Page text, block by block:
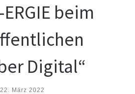
beim
Digital“
22. März 2022